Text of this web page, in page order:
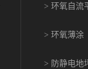
> 环氧自流
> 环氧薄涂
> 防静电地